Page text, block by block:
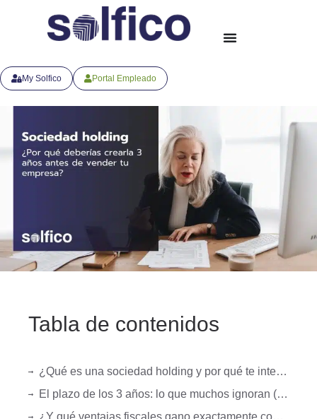
My Solfico Portal Empleado
Tabla de contenidos
¿Qué es una sociedad holding y por qué te interesa?
El plazo de los 3 años: lo que muchos ignoran (y luego pagan caro)